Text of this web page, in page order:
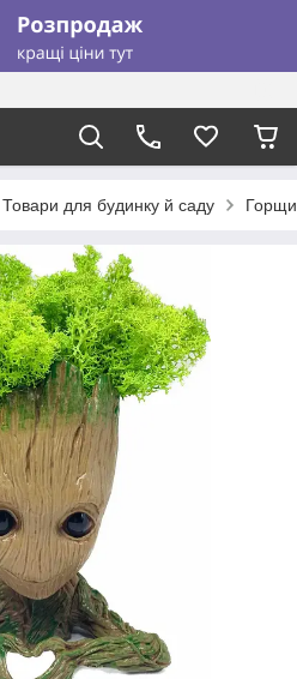
Товари для будинку й саду